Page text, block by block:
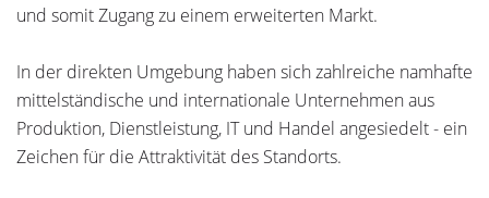
und somit Zugang zu einem erweiterten Markt.
In der direkten Umgebung haben sich zahlreiche namhafte
mittelständische und internationale Unternehmen aus
Produktion, Dienstleistung, IT und Handel angesiedelt - ein
Zeichen für die Attraktivität des Standorts.